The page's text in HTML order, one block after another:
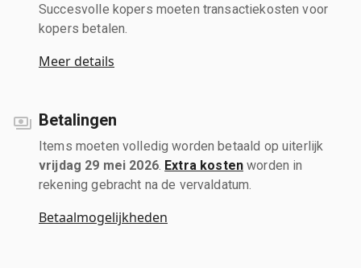
Succesvolle kopers moeten transactiekosten voor
kopers betalen.
Meer details
Betalingen
Items moeten volledig worden betaald op uiterlijk
vrijdag 29 mei 2026. Extra kostenworden in
rekening gebracht na de vervaldatum.
Betaalmogelijkheden